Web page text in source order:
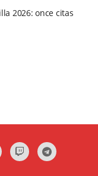
2026: once citas